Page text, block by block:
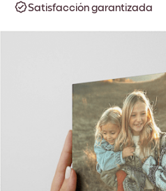
Satisfacción garantizada